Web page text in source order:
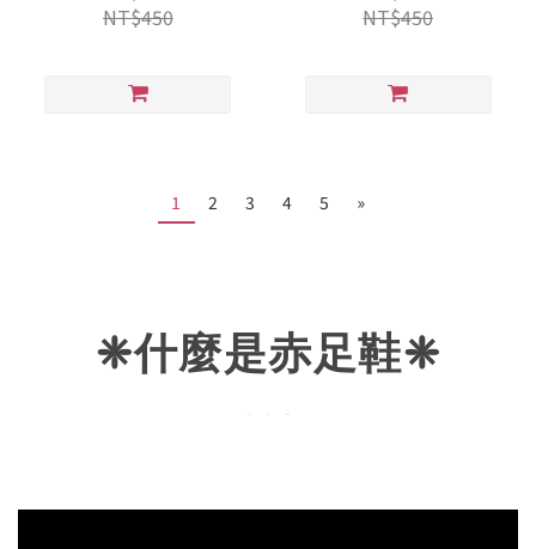
NT$450
NT$450
1 2 3 4 5 »
❈什麼是赤足鞋❈